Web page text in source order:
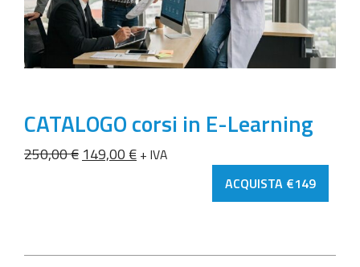
CATALOGO corsi in E-Learning
250,00€ Il prezzo originale era: 250,00 €.
149,00 €Il prezzo attuale è: 149,00 €.
+ IVA
CATALOGO corsi in E-
ACQUISTA €149